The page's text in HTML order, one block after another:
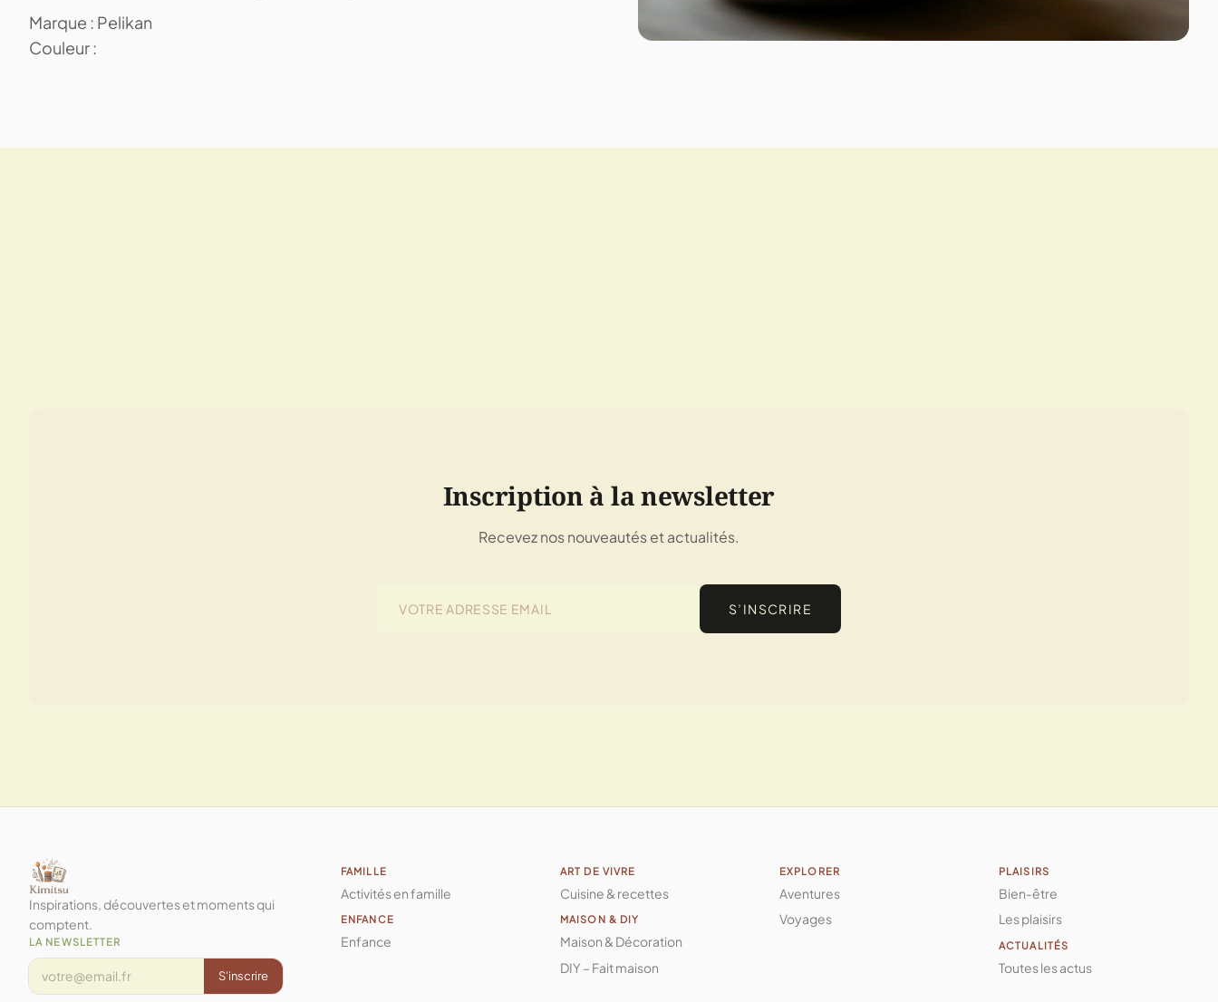
Marque : Pelikan
Couleur :
Inscription à la newsletter
Recevez nos nouveautés et actualités.
S’INSCRIRE
Inspirations, découvertes et moments qui
comptent.
LA NEWSLETTER
S'inscrire
FAMILLE
Activités en famille
ENFANCE
Enfance
ART DE VIVRE
Cuisine & recettes
MAISON & DIY
Maison & Décoration
DIY – Fait maison
EXPLORER
Aventures
Voyages
PLAISIRS
Bien-être
Les plaisirs
ACTUALITÉS
Toutes les actus